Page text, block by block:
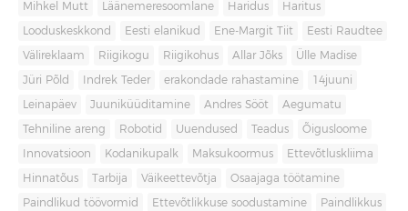
Mihkel Mutt Läänemeresoomlane Haridus Haritus
Looduskeskkond Eesti elanikud Ene-Margit Tiit Eesti Raudtee
Välireklaam Riigikogu Riigikohus Allar Jõks Ülle Madise
Jüri Põld Indrek Teder erakondade rahastamine 14juuni
Leinapäev Juuniküüditamine Andres Sööt Aegumatu
Tehniline areng Robotid Uuendused Teadus Õigusloome
Innovatsioon Kodanikupalk Maksukoormus Ettevõtluskliima
Hinnatõus Tarbija Väikeettevõtja Osaajaga töötamine
Paindlikud töövormid Ettevõtlikkuse soodustamine Paindlikkus